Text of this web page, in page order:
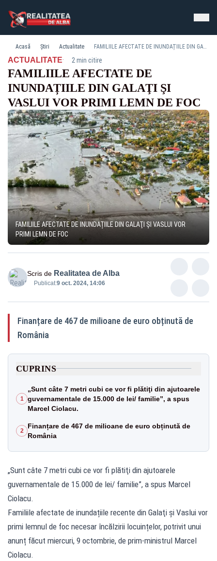
Acasă Știri Actualitate FAMILIILE AFECTATE DE INUNDAȚIILE DIN GALAŢI ŞI VASLUI VOR PRIMI LEMN DE FOC
ACTUALITATE· 2 min citire
FAMILIILE AFECTATE DE
INUNDAȚIILE DIN GALAŢI ŞI
VASLUI VOR PRIMI LEMN DE FOC
FAMILIILE AFECTATE DE INUNDAȚIILE DIN GALAŢI ŞI VASLUI VOR
PRIMI LEMN DE FOC
Scris de Realitatea de Alba
Publicat:9 oct. 2024, 14:06
Finanțare de 467 de milioane de euro obținută de
România
CUPRINS
1
„Sunt câte 7 metri cubi ce vor fi plătiţi din ajutoarele
guvernamentale de 15.000 de lei/ familie”, a spus
Marcel Ciolacu.
2
Finanțare de 467 de milioane de euro obținută de
România
„Sunt câte 7 metri cubi ce vor fi plătiţi din ajutoarele
guvernamentale de 15.000 de lei/ familie”, a spus Marcel
Ciolacu.
Familiile afectate de inundațiile recente din Galaţi şi Vaslui vor
primi lemnul de foc necesar încălzirii locuințelor, potrivit unui
anunț făcut miercuri, 9 octombrie, de prim-ministrul Marcel
Ciolacu.